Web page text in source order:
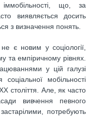
що, за
виявляється досить
з визначення понять.
є новим у соціології,
та емпіричному рівнях.
у цій галузі
соціальної мобільності
століття. Але, як часто
вивчення певного
потребують